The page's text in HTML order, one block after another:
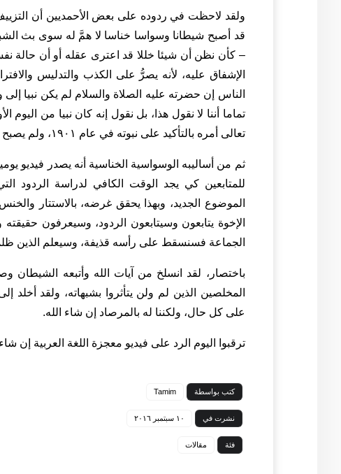
ولقد لاحظت في ردوده على بعض الأحمديين أن التزييف
قد أصبح شيطانا وسواسا خناسا لا همَّ له سوى بث
– كأن نظن أن شيئا خللا قد اعترى عقله أو أن حالة
الإشفاق عليه، لأنه يصرُّ على الكذب والتدليس
الناس إن حضرته عليه الصلاة والسلام لم يكن نبيا
تماما أننا لا نقول هذا، بل نقول إنه كان نبيا من
تعالى أمره بالتأكيد على نبوته في عام ١٩٠١، ولم يصبح نبيا حينها كما يحاول الإيهام.
ثم من أساليبه الوسواسية الخناسية أنه يصدر فيديو
للمتابعين كي يجد الوقت الكافي لدراسة الردود
الموضوع الجديد، وبهذا يحقق غرضه، بالاستتار
الإخوة يتابعون وسيتابعون الردود، وسيعرفون
الجماعة فسنسقط على رأسه قذيفة، وسيعلم الذين
باختصار، لقد انسلخ من آيات الله وأتبعه الشيطان
المخلصين الذين لم ولن يتأثروا بشبهاته، ولقد
على كل حال، ولكننا له بالمرصاد إن شاء الله.
ترقبوا اليوم الرد على فيديو معجزة اللغة العربية إن
كتب بواسطة Tamim
نشرت في ١٠ سبتمبر ٢٠١٦
فئة مقالات